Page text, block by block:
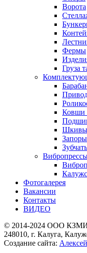
Ворота
Фермы
Груза
Ковши
Фотогалерея
Вакансии
Контакты
ВИДЕО
© 2014-2024 ООО
248010, г. Калуга,
Создание сайта: